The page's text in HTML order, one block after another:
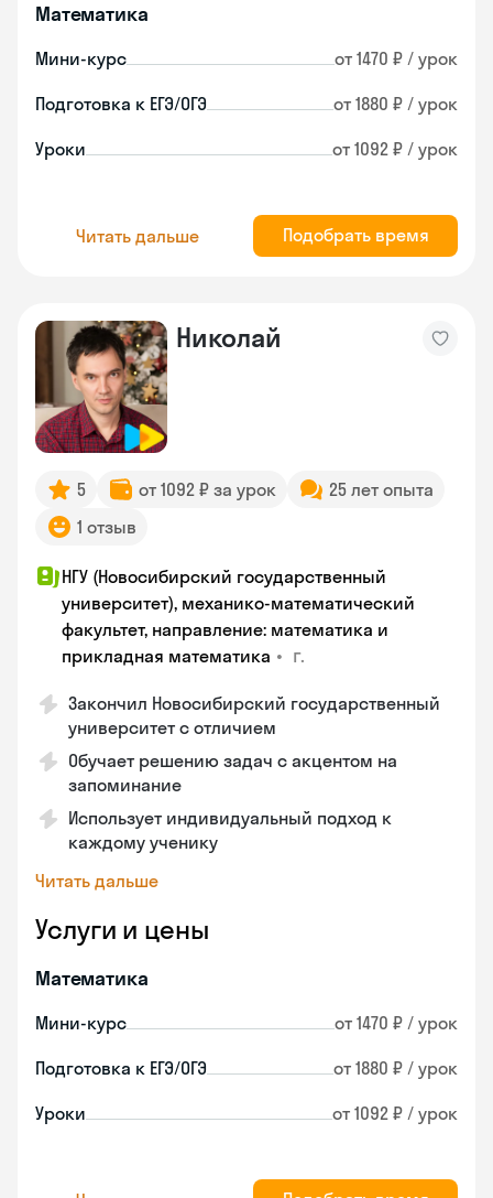
Математика
Мини-курс от 1470 ₽ / урок
Подготовка к ЕГЭ/ОГЭ от 1880 ₽ / урок
Уроки от 1092 ₽ / урок
Читать дальше Подобрать время
Николай
5 от 1092 ₽ за урок
25 лет опыта
1 отзыв
НГУ (Новосибирский государственный
университет), механико-математический
факультет, направление: математика и
прикладная математика • г.
Закончил Новосибирский государственный
университет с отличием
Обучает решению задач с акцентом на
запоминание
Использует индивидуальный подход к
каждому ученику
Читать дальше
Услуги и цены
Математика
Мини-курс от 1470 ₽ / урок
Подготовка к ЕГЭ/ОГЭ от 1880 ₽ / урок
Уроки от 1092 ₽ / урок